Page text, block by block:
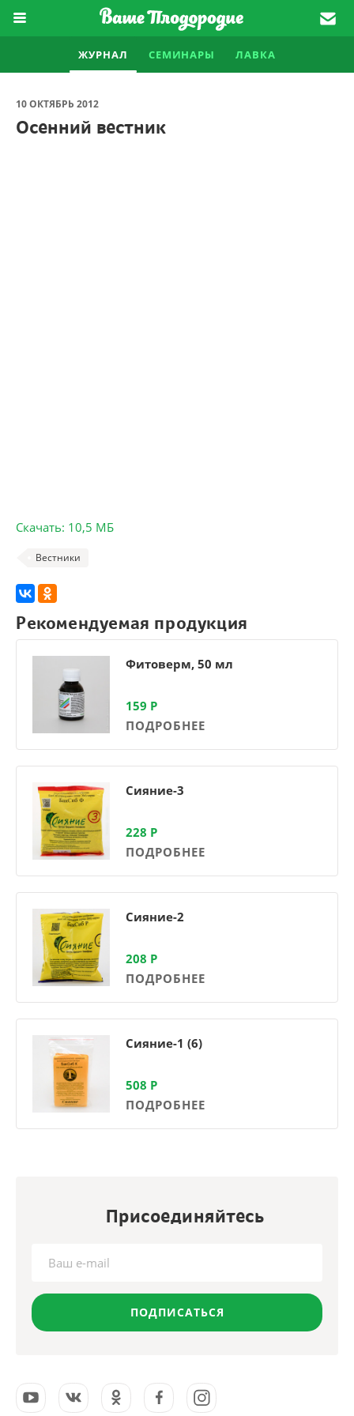
ЖУРНАЛ СЕМИНАРЫ ЛАВКА
10 ОКТЯБРЬ 2012
Осенний вестник
Скачать: 10,5 МБ
Вестники
Рекомендуемая продукция
Фитоверм, 50 мл
159 Р
ПОДРОБНЕЕ
Сияние-3
228 Р
ПОДРОБНЕЕ
Сияние-2
208 Р
ПОДРОБНЕЕ
Сияние-1 (6)
508 Р
ПОДРОБНЕЕ
Присоединяйтесь
ПОДПИСАТЬСЯ